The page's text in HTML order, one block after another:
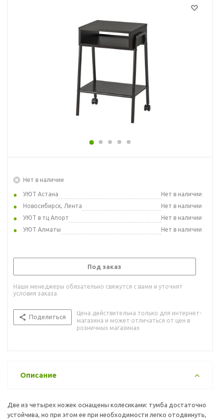
Нет в наличии
УЮТ Астана
Нет в наличии
Новосибирск, Лента
Нет в наличии
УЮТ в тц Апорт
Нет в наличии
УЮТ Алматы
Нет в наличии
Под заказ
Наши менеджеры обязательно свяжутся с вами и уточнят
условия заказа
Поделиться
Цена действительна только для интернет-
магазина и может отличаться от цен в
розничных магазинах
Описание
Две из четырех ножек оснащены колесиками: тумба достаточно
устойчива, но при этом ее при необходимости легко отодвинуть,